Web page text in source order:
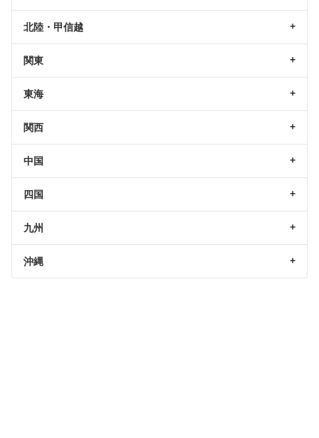
北陸・甲信越
関東
東海
関西
中国
四国
九州
沖縄